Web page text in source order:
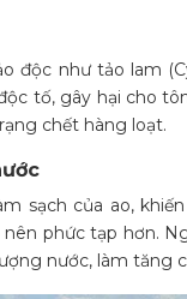
độc như tảo lam
tố, gây hại cho
chết hàng loạt.
sạch của ao,
phức tạp hơn.
nước, làm tăng